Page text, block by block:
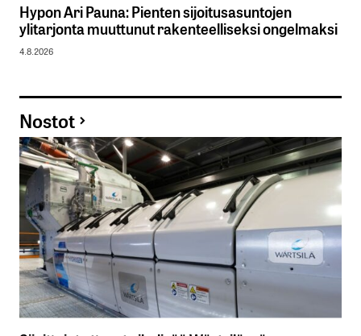
Hypon Ari Pauna: Pienten sijoitusasuntojen
ylitarjonta muuttunut rakenteelliseksi ongelmaksi
4.8.2026
Nostot